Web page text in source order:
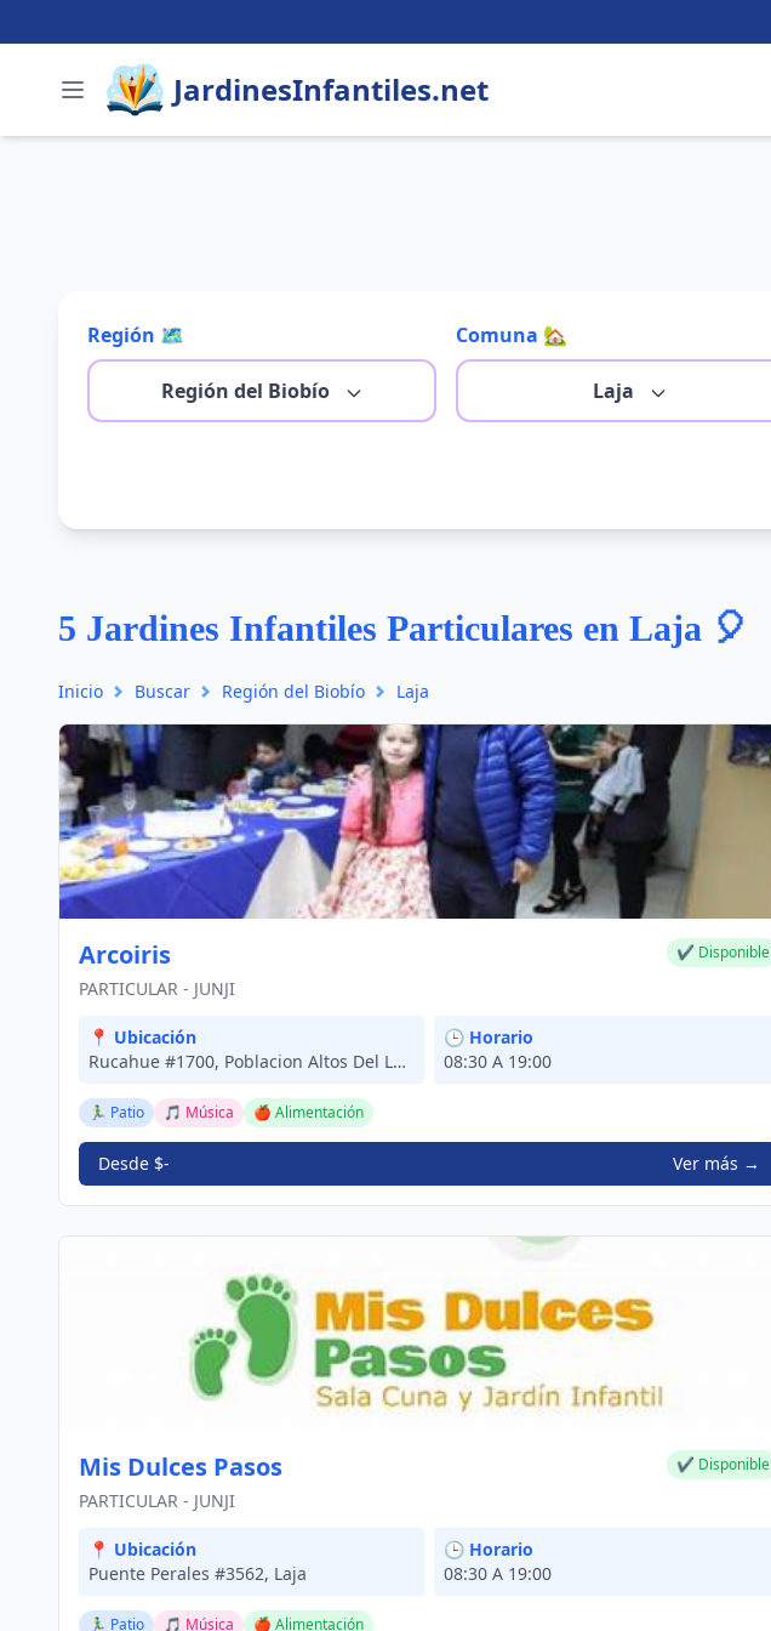
JardinesInfantiles.net
Región 🗺️
Región del Biobío
Comuna 🏡
Laja
5 Jardines Infantiles Particulares en Laja 🎈
Inicio Buscar Región del Biobío Laja
Arcoiris
PARTICULAR - JUNJI
✔ Disponible
📍 Ubicación
Rucahue #1700, Poblacion Altos Del Laja, Laja
🕒 Horario
08:30 A 19:00
🏃‍♂️ Patio 🎵 Música 🍎 Alimentación
Desde $- Ver más →
Mis Dulces Pasos
PARTICULAR - JUNJI
✔ Disponible
📍 Ubicación
Puente Perales #3562, Laja
🕒 Horario
08:30 A 19:00
🏃‍♂️ Patio 🎵 Música 🍎 Alimentación